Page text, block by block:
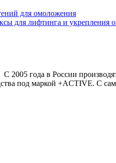
для омоложения
для лифтинга и укрепления
2005 года в России
под маркой +ACTIVE. С